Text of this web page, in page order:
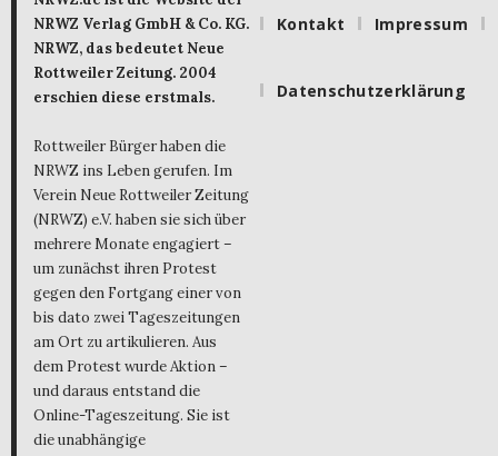
NRWZ Verlag GmbH & Co. KG.
NRWZ, das bedeutet Neue
Rottweiler Zeitung. 2004
erschien diese erstmals.
Rottweiler Bürger haben die
NRWZ ins Leben gerufen. Im
Verein Neue Rottweiler Zeitung
(NRWZ) e.V. haben sie sich über
mehrere Monate engagiert –
um zunächst ihren Protest
gegen den Fortgang einer von
bis dato zwei Tageszeitungen
am Ort zu artikulieren. Aus
dem Protest wurde Aktion –
und daraus entstand die
Online-Tageszeitung. Sie ist
die unabhängige
Kontakt Impressum
Datenschutzerklärung